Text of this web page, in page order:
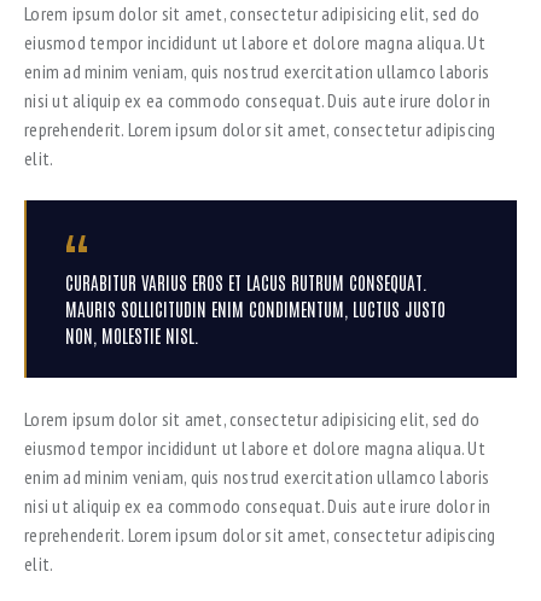
Lorem ipsum dolor sit amet, consectetur adipisicing elit, sed do
eiusmod tempor incididunt ut labore et dolore magna aliqua. Ut
enim ad minim veniam, quis nostrud exercitation ullamco laboris
nisi ut aliquip ex ea commodo consequat. Duis aute irure dolor in
reprehenderit. Lorem ipsum dolor sit amet, consectetur adipiscing
elit.
CURABITUR VARIUS EROS ET LACUS RUTRUM CONSEQUAT.
MAURIS SOLLICITUDIN ENIM CONDIMENTUM, LUCTUS JUSTO
NON, MOLESTIE NISL.
Lorem ipsum dolor sit amet, consectetur adipisicing elit, sed do
eiusmod tempor incididunt ut labore et dolore magna aliqua. Ut
enim ad minim veniam, quis nostrud exercitation ullamco laboris
nisi ut aliquip ex ea commodo consequat. Duis aute irure dolor in
reprehenderit. Lorem ipsum dolor sit amet, consectetur adipiscing
elit.